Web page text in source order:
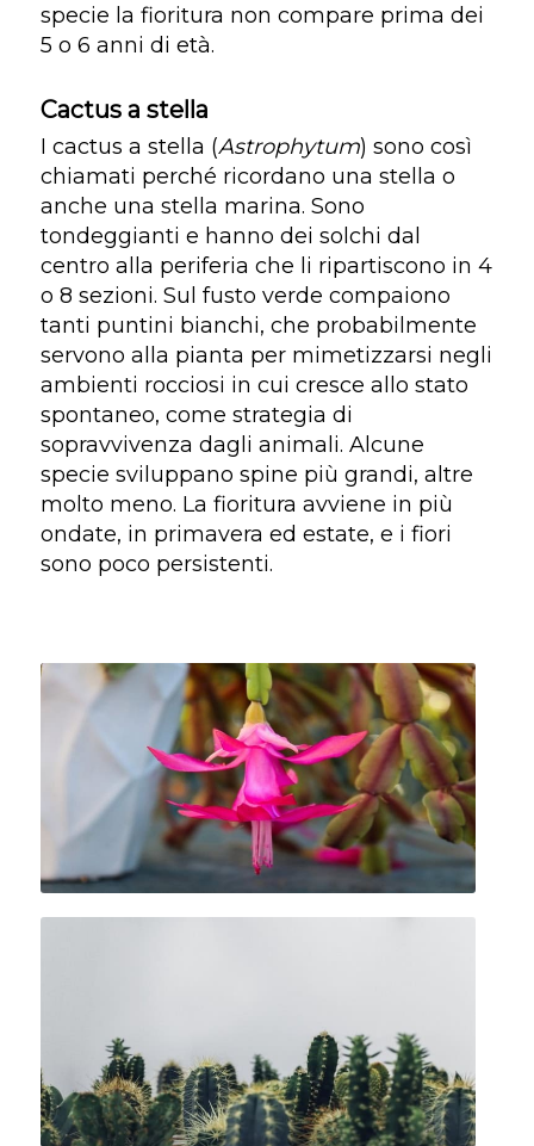
specie la fioritura non compare prima dei
5 o 6 anni di età.
Cactus a stella
I cactus a stella (Astrophytum) sono così
chiamati perché ricordano una stella o
anche una stella marina. Sono
tondeggianti e hanno dei solchi dal
centro alla periferia che li ripartiscono in 4
o 8 sezioni. Sul fusto verde compaiono
tanti puntini bianchi, che probabilmente
servono alla pianta per mimetizzarsi negli
ambienti rocciosi in cui cresce allo stato
spontaneo, come strategia di
sopravvivenza dagli animali. Alcune
specie sviluppano spine più grandi, altre
molto meno. La fioritura avviene in più
ondate, in primavera ed estate, e i fiori
sono poco persistenti.